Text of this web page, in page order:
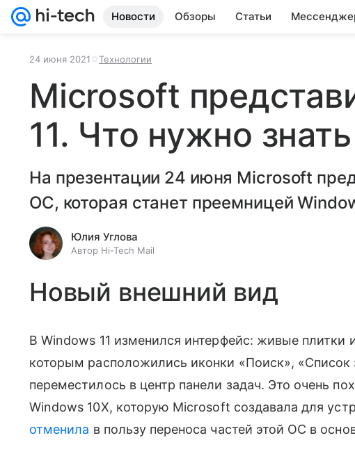
Новости Обзоры Статьи
24 июня 2021 Технологии
Microsoft
11. Что нужно знать
На презентации 24 июня Microsoft
ОС, которая станет преемницей
Юлия Углова
Автор Hi-Tech Mail
Новый внешний вид
В Windows 11 изменился интерфейс: живые
которым расположились иконки «Поиск»,
переместилось в центр панели задач. Это очень
Windows 10X, которую Microsoft создавала для
отменила в пользу переноса частей этой ОС в